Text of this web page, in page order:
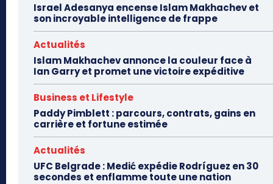
Israel Adesanya encense Islam Makhachev et
son incroyable intelligence de frappe
Actualités
Islam Makhachev annonce la couleur face à
Ian Garry et promet une victoire expéditive
Business et Lifestyle
Paddy Pimblett : parcours, contrats, gains en
carrière et fortune estimée
Actualités
UFC Belgrade : Medić expédie Rodríguez en 30
secondes et enflamme toute une nation